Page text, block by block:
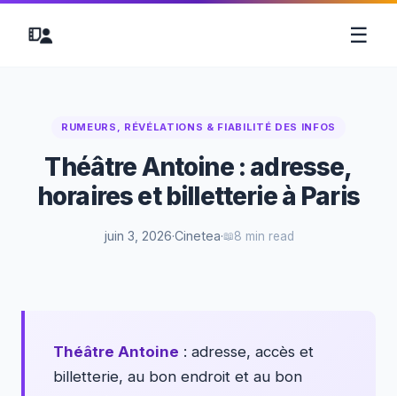
☰
RUMEURS, RÉVÉLATIONS & FIABILITÉ DES INFOS
Théâtre Antoine : adresse,
horaires et billetterie à Paris
juin 3, 2026·Cinetea· 8 min read
Théâtre Antoine : adresse, accès et
billetterie, au bon endroit et au bon